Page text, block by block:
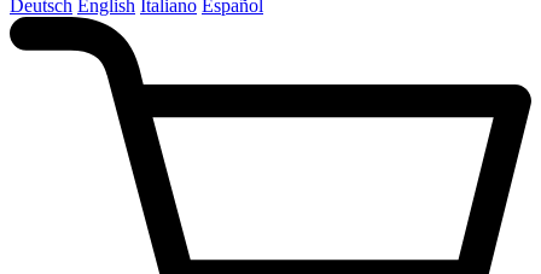
Deutsch English Italiano Español